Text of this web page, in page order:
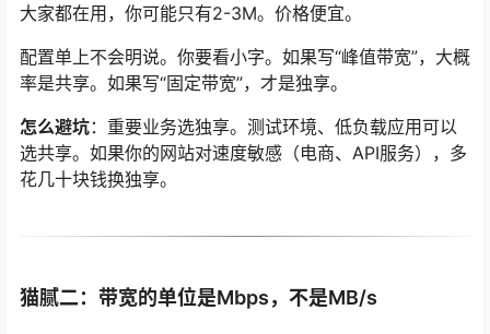
大家都在用，你可能只有2-3M。价格便宜。
配置单上不会明说。你要看小字。如果写“峰值带宽”，大概
率是共享。如果写“固定带宽”，才是独享。
怎么避坑：重要业务选独享。测试环境、低负载应用可以
选共享。如果你的网站对速度敏感（电商、API服务），多
花几十块钱换独享。
猫腻二：带宽的单位是Mbps，不是MB/s